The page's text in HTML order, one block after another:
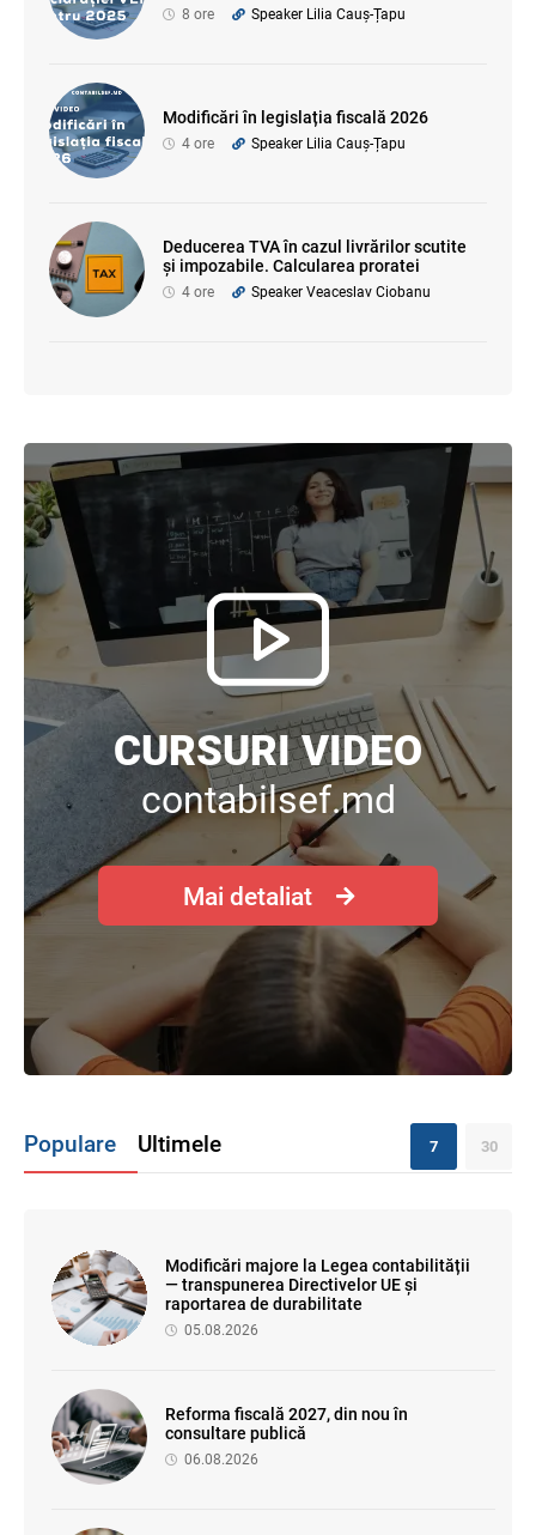
8 ore Speaker Lilia Cauș-Țapu
Modificări în legislația fiscală 2026
4 ore Speaker Lilia Cauș-Țapu
Deducerea TVA în cazul livrărilor scutite
și impozabile. Calcularea proratei
4 ore Speaker Veaceslav Ciobanu
CURSURI VIDEO
contabilsef.md
Mai detaliat
Populare Ultimele 7 30
Modificări majore la Legea contabilității
— transpunerea Directivelor UE și
raportarea de durabilitate
05.08.2026
Reforma fiscală 2027, din nou în
consultare publică
06.08.2026